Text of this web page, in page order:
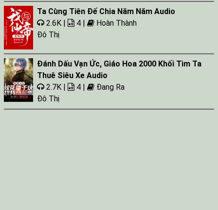
Ta Cùng Tiên Đế Chia Năm Năm Audio
2.6K |
4 |
Hoàn Thành
Đô Thị
Đánh Dấu Vạn Ức, Giáo Hoa 2000 Khối Tìm Ta
Thuê Siêu Xe Audio
2.7K |
4 |
Đang Ra
Đô Thị